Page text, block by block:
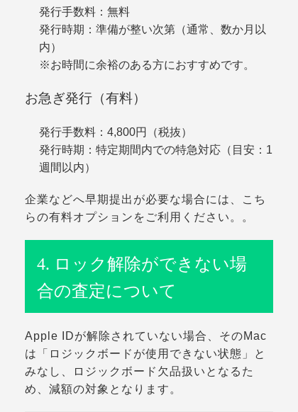
発行手数料 ：無料
発行時期 ：準備が整い次第（通常、数か月以
内）
※お時間に余裕のある方におすすめです。
お急ぎ発行 （有料）
発行手数料 ：4,800円（税抜）
発行時期 ： 特定期間内での特急対応（目安：1
週間以内）
企業などへ早期提出が必要な場合には、こち
らの有料オプションをご利用ください。。
4. ロック解除ができない場
合の査定について
Apple IDが解除されていない場合、そのMac
は
「ロジックボードが使用できない状態」
と
みなし、
ロジックボード欠品扱い となるた
め、 減額の対象 となります。